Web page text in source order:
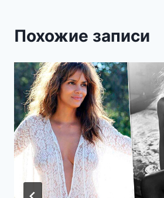
Похожие записи